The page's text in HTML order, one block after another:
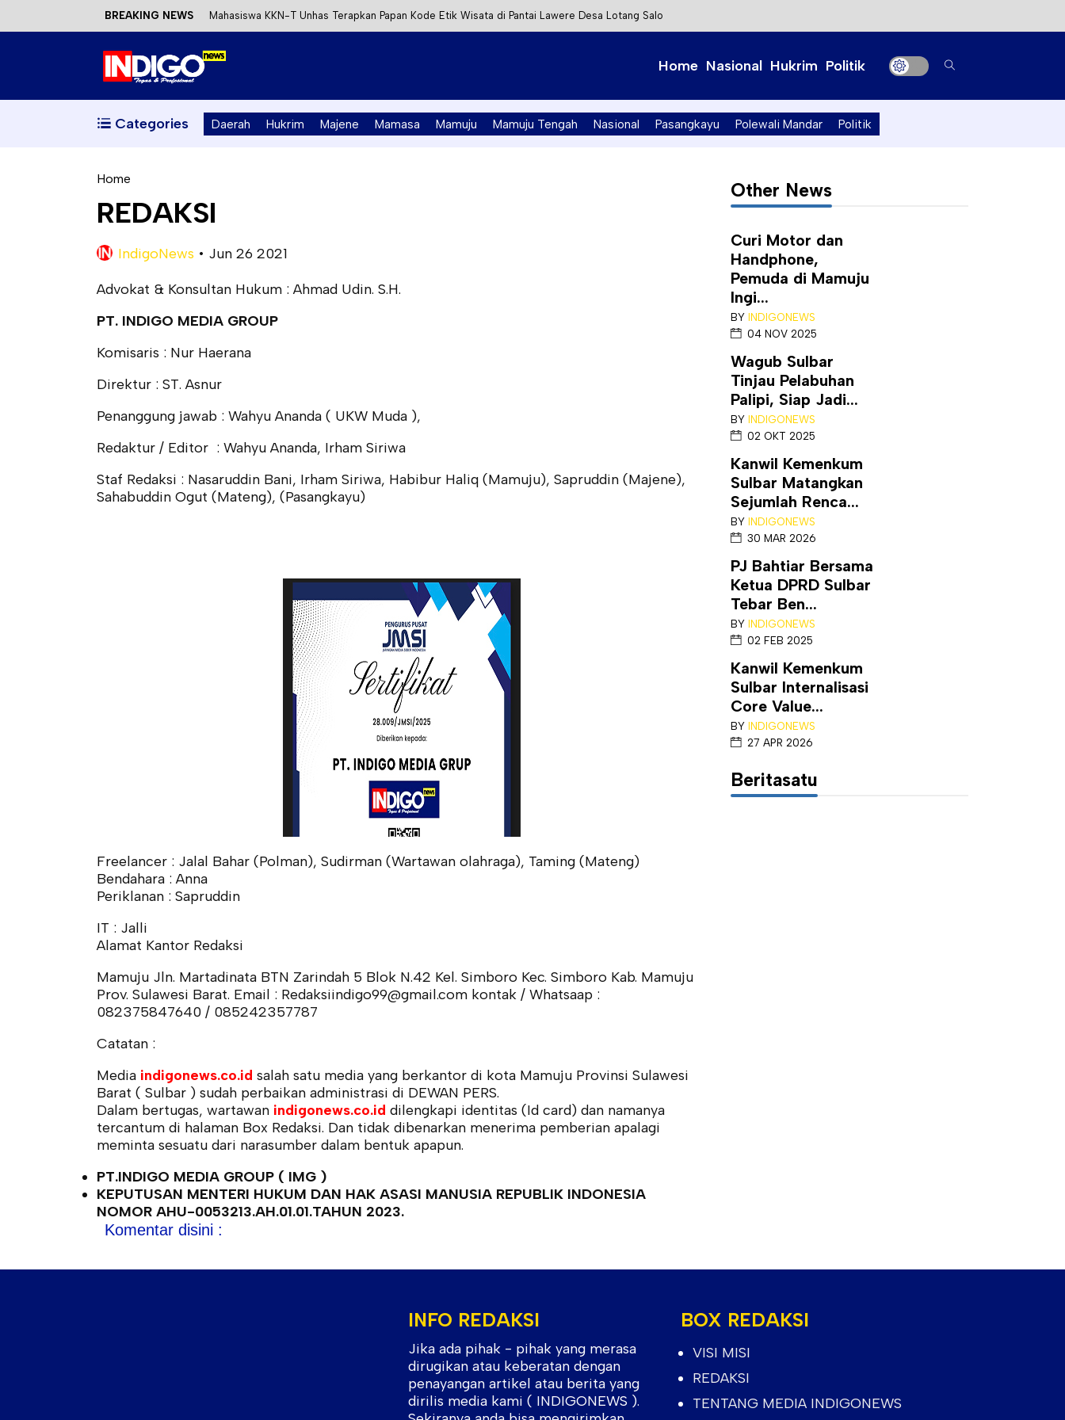
BREAKING NEWS Mahasiswa KKN-T Unhas Terapkan Papan Kode Etik Wisata di Pantai Lawere Desa Lotang Salo
Satu DPO Pengeroyokan SPBU Tapalang Ditangkap, Satu Lagi Kabur ke Kalimantan
Kecewa Kapolresta Absen, APPK Mamuju Soroti Kejanggalan Kasus Tambang Emas Ilegal
Home Nasional Hukrim Politik
Categories Daerah Hukrim Majene Mamasa Mamuju Mamuju Tengah Nasional Pasangkayu Polewali Mandar Politik
Home
REDAKSI
IndigoNews • Jun 26 2021
Advokat & Konsultan Hukum : Ahmad Udin. S.H.
PT. INDIGO MEDIA GROUP
Komisaris : Nur Haerana
Direktur : ST. Asnur
Penanggung jawab : Wahyu Ananda ( UKW Muda ),
Redaktur / Editor : Wahyu Ananda, Irham Siriwa
Staf Redaksi : Nasaruddin Bani, Irham Siriwa, Habibur Haliq (Mamuju), Sapruddin (Majene),
Sahabuddin Ogut (Mateng), (Pasangkayu)
Freelancer : Jalal Bahar (Polman), Sudirman (Wartawan olahraga), Taming (Mateng)
Bendahara : Anna
Periklanan : Sapruddin
IT : Jalli
Alamat Kantor Redaksi
Mamuju Jln. Martadinata BTN Zarindah 5 Blok N.42 Kel. Simboro Kec. Simboro Kab. Mamuju
Prov. Sulawesi Barat. Email : Redaksiindigo99@gmail.com kontak / Whatsaap :
082375847640 / 085242357787
Catatan :
Media indigonews.co.id salah satu media yang berkantor di kota Mamuju Provinsi Sulawesi
Barat ( Sulbar ) sudah perbaikan administrasi di DEWAN PERS.
Dalam bertugas, wartawan indigonews.co.id dilengkapi identitas (Id card) dan namanya
tercantum di halaman Box Redaksi. Dan tidak dibenarkan menerima pemberian apalagi
meminta sesuatu dari narasumber dalam bentuk apapun.
PT.INDIGO MEDIA GROUP ( IMG )
KEPUTUSAN MENTERI HUKUM DAN HAK ASASI MANUSIA REPUBLIK INDONESIA
NOMOR AHU-0053213.AH.01.01.TAHUN 2023.
Komentar disini :
Other News
Curi Motor dan
Handphone,
Pemuda di Mamuju
Ingi...
BY INDIGONEWS
04 NOV 2025
Wagub Sulbar
Tinjau Pelabuhan
Palipi, Siap Jadi...
BY INDIGONEWS
02 OKT 2025
Kanwil Kemenkum
Sulbar Matangkan
Sejumlah Renca...
BY INDIGONEWS
30 MAR 2026
PJ Bahtiar Bersama
Ketua DPRD Sulbar
Tebar Ben...
BY INDIGONEWS
02 FEB 2025
Kanwil Kemenkum
Sulbar Internalisasi
Core Value...
BY INDIGONEWS
27 APR 2026
Beritasatu
INFO REDAKSI
Jika ada pihak - pihak yang merasa
dirugikan atau keberatan dengan
penayangan artikel atau berita yang
dirilis media kami ( INDIGONEWS ).
BOX REDAKSI
VISI MISI
REDAKSI
TENTANG MEDIA INDIGONEWS